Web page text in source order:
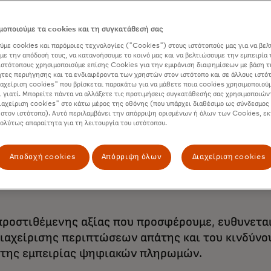
ενδυναμώνει τους ανθρώπους παγκοσμίως.
πληρωμής, καθιστώντας τις συναλλαγές
και οι νέες ροές πληρωμών λειτουργούν έτσι
τους δικούς τους όρους.
αξίας που προσφέρουμε,
περιπτώσεων απάτης και του
εμπειρίας ψηφιακών πληρωμών.
τα cookies και τη συγκατάθεσή σας
cookies και παρόμοιες τεχνολογίες ("Cookies") στους ιστότοπούς μας για να
την απόδοσή τους, να κατανοήσουμε το κοινό μας και να βελτιώσουμε την εμπειρία
χρησιμοποιούμε επίσης Cookies για την εμφάνιση διαφημίσεων με βάση
περιήγησης και τα ενδιαφέροντα των χρηστών στον ιστότοπο και σε άλλους
cookies" που βρίσκεται παρακάτω για να μάθετε ποια cookies
γιατί. Μπορείτε πάντα να αλλάξετε τις προτιμήσεις συγκατάθεσής σας
cookies" στο κάτω μέρος της οθόνης (που υπάρχει διαθέσιμο ως σύνδεσμος
στον ιστότοπο). Αυτό περιλαμβάνει την απόρριψη ορισμένων ή όλων των Cookies,
απαραίτητα για τη λειτουργία του ιστότοπου.
Αποδοχή cookies Απόρριψη όλων Διαχείριση cookies